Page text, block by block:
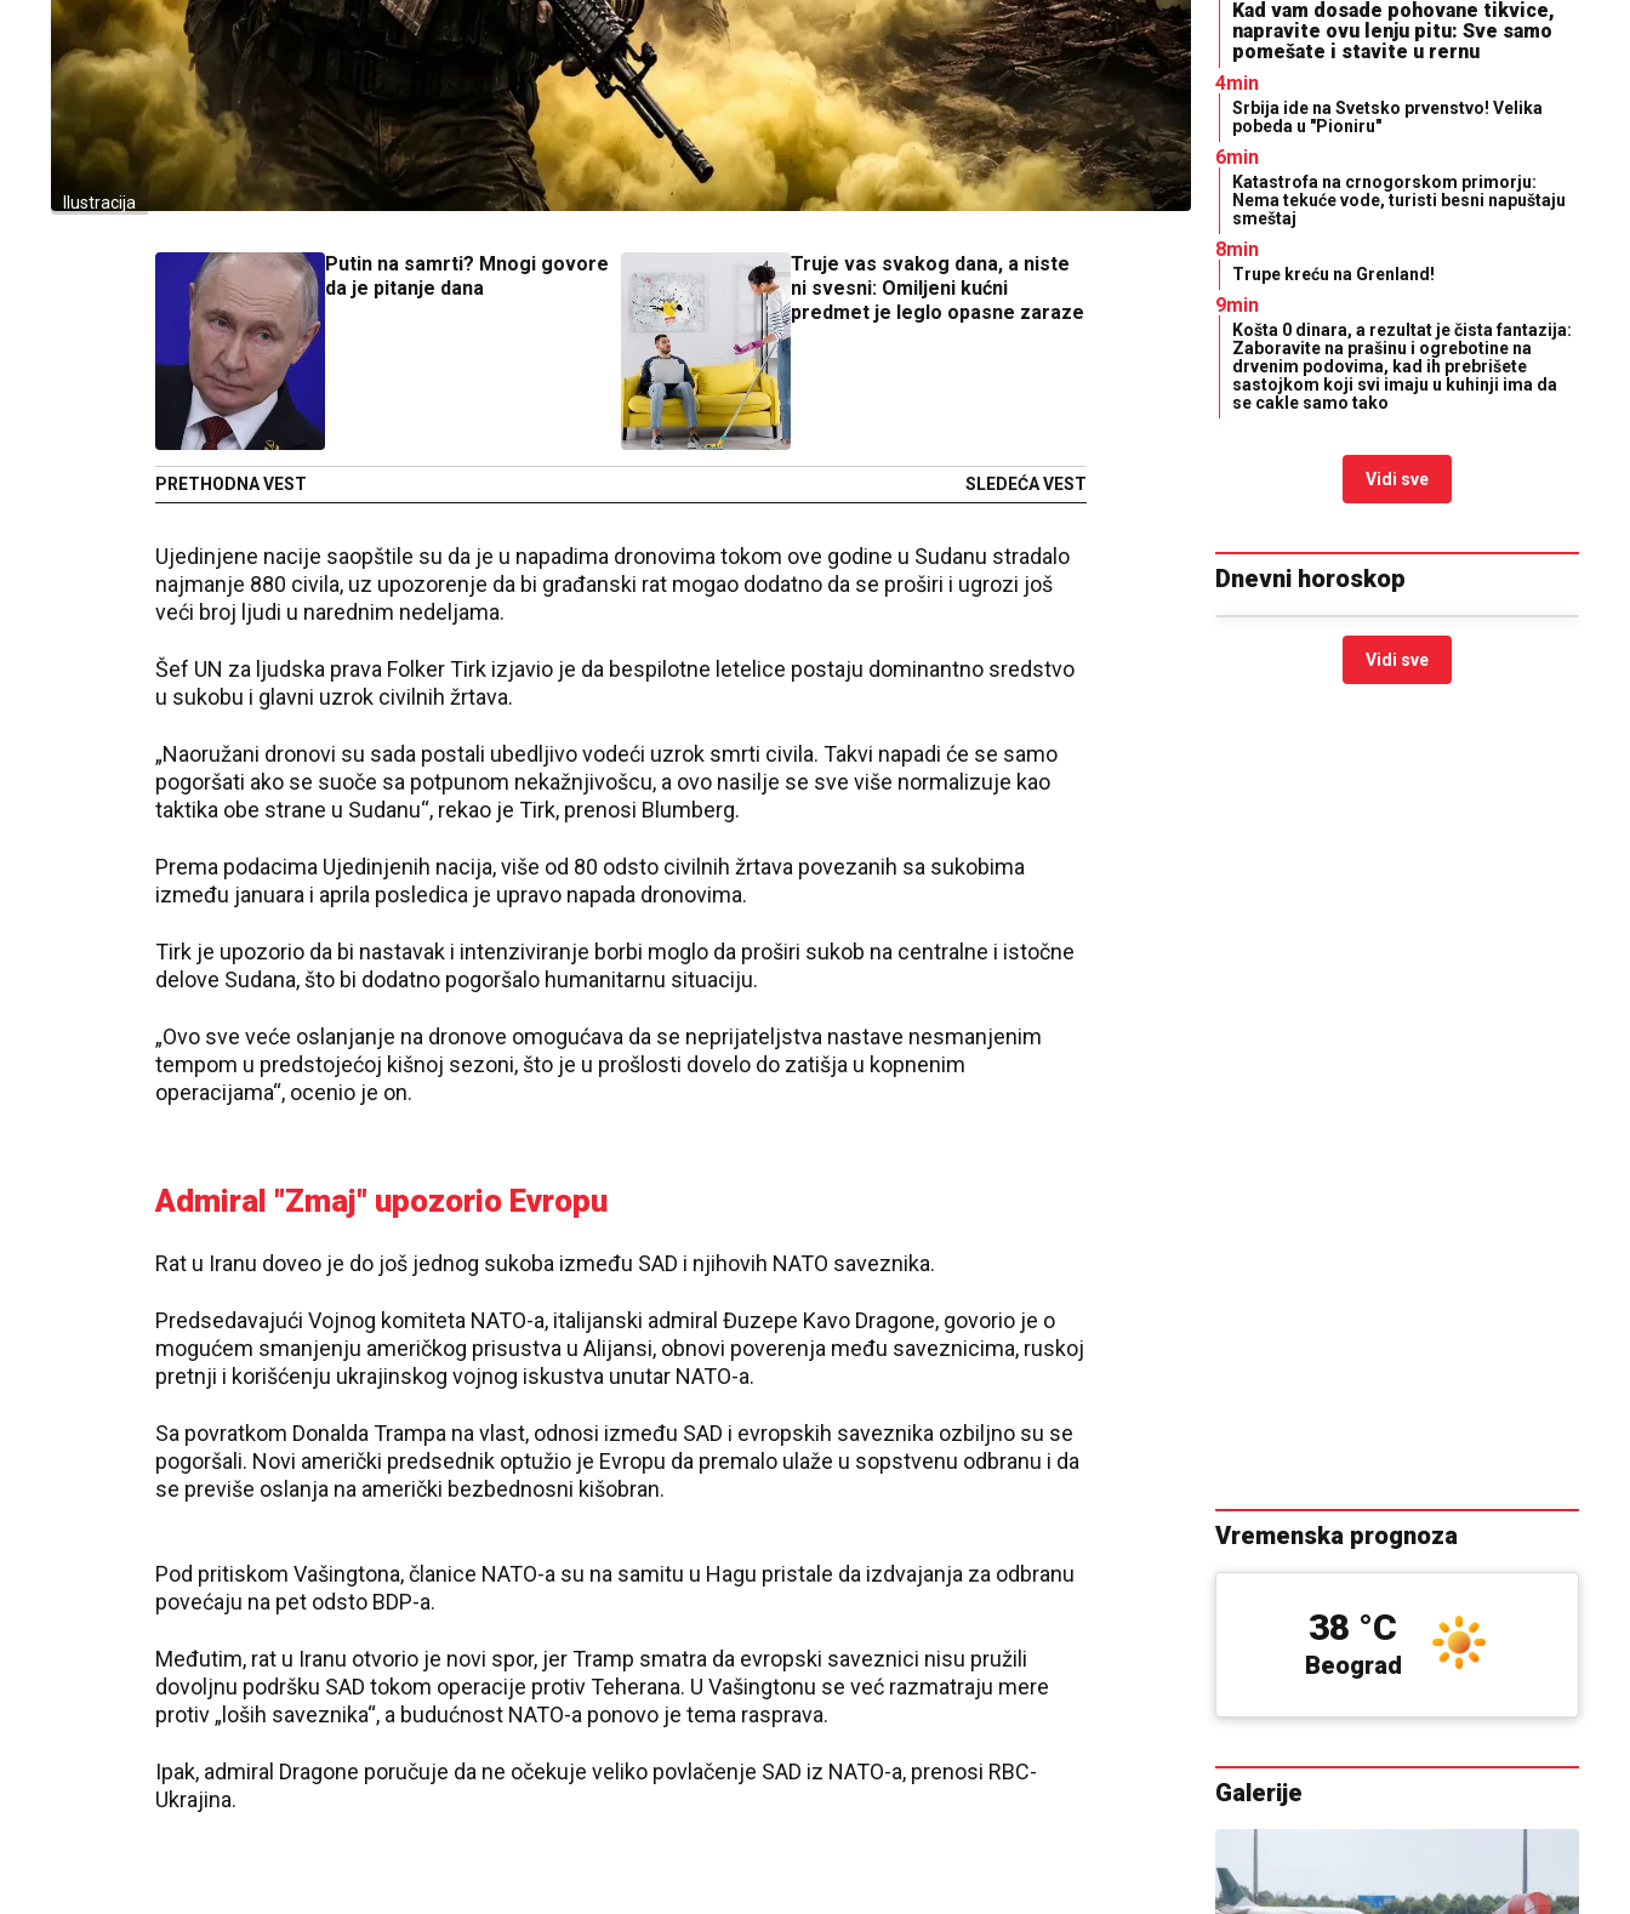
Ilustracija
Putin na samrti? Mnogi govore
da je pitanje dana
PRETHODNA VEST
Truje vas svakog dana, a niste
ni svesni: Omiljeni kućni
predmet je leglo opasne zaraze
SLEDEĆA VEST
Ujedinjene nacije saopštile su da je u napadima dronovima tokom ove godine u Sudanu stradalo
najmanje 880 civila, uz upozorenje da bi građanski rat mogao dodatno da se proširi i ugrozi još
veći broj ljudi u narednim nedeljama.
Šef UN za ljudska prava Folker Tirk izjavio je da bespilotne letelice postaju dominantno sredstvo
u sukobu i glavni uzrok civilnih žrtava.
„Naoružani dronovi su sada postali ubedljivo vodeći uzrok smrti civila. Takvi napadi će se samo
pogoršati ako se suoče sa potpunom nekažnjivošcu, a ovo nasilje se sve više normalizuje kao
taktika obe strane u Sudanu“, rekao je Tirk, prenosi Blumberg.
Prema podacima Ujedinjenih nacija, više od 80 odsto civilnih žrtava povezanih sa sukobima
između januara i aprila posledica je upravo napada dronovima.
Tirk je upozorio da bi nastavak i intenziviranje borbi moglo da proširi sukob na centralne i istočne
delove Sudana, što bi dodatno pogoršalo humanitarnu situaciju.
„Ovo sve veće oslanjanje na dronove omogućava da se neprijateljstva nastave nesmanjenim
tempom u predstojećoj kišnoj sezoni, što je u prošlosti dovelo do zatišja u kopnenim
operacijama“, ocenio je on.
Admiral "Zmaj" upozorio Evropu
Rat u Iranu doveo je do još jednog sukoba između SAD i njihovih NATO saveznika.
Predsedavajući Vojnog komiteta NATO-a, italijanski admiral Đuzepe Kavo Dragone, govorio je o
mogućem smanjenju američkog prisustva u Alijansi, obnovi poverenja među saveznicima, ruskoj
pretnji i korišćenju ukrajinskog vojnog iskustva unutar NATO-a.
Sa povratkom Donalda Trampa na vlast, odnosi između SAD i evropskih saveznika ozbiljno su se
pogoršali. Novi američki predsednik optužio je Evropu da premalo ulaže u sopstvenu odbranu i da
se previše oslanja na američki bezbednosni kišobran.
Pod pritiskom Vašingtona, članice NATO-a su na samitu u Hagu pristale da izdvajanja za odbranu
povećaju na pet odsto BDP-a.
Međutim, rat u Iranu otvorio je novi spor, jer Tramp smatra da evropski saveznici nisu pružili
dovoljnu podršku SAD tokom operacije protiv Teherana. U Vašingtonu se već razmatraju mere
protiv „loših saveznika“, a budućnost NATO-a ponovo je tema rasprava.
Ipak, admiral Dragone poručuje da ne očekuje veliko povlačenje SAD iz NATO-a, prenosi RBC-
Ukrajina.
Kad vam dosade pohovane tikvice,
napravite ovu lenju pitu: Sve samo
pomešate i stavite u rernu
4min
Srbija ide na Svetsko prvenstvo! Velika
pobeda u "Pioniru"
6min
Katastrofa na crnogorskom primorju:
Nema tekuće vode, turisti besni napuštaju
smeštaj
8min
Trupe kreću na Grenland!
9min
Košta 0 dinara, a rezultat je čista fantazija:
Zaboravite na prašinu i ogrebotine na
drvenim podovima, kad ih prebrišete
sastojkom koji svi imaju u kuhinji ima da
se cakle samo tako
Vidi sve
Dnevni horoskop
Vidi sve
Vremenska prognoza
Loznica Beograd
38 °C
Galerije